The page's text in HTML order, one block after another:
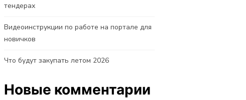
тендерах
Видеоинструкции по работе на портале для
новичков
Что будут закупать летом 2026
Новые комментарии